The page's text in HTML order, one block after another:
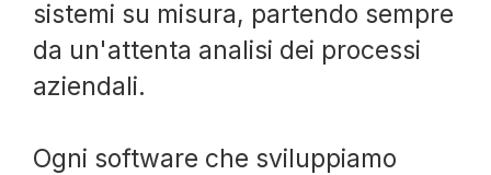
sistemi su misura, partendo sempre
da un'attenta analisi dei processi
aziendali.
Ogni software che sviluppiamo